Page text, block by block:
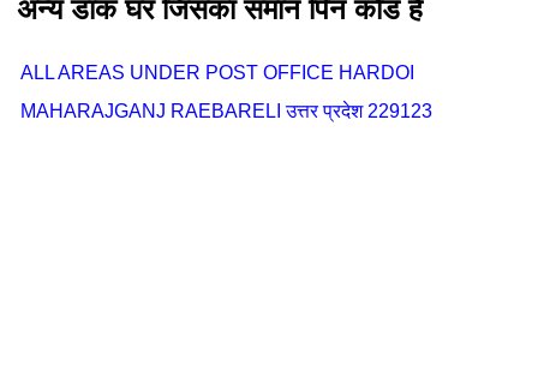
अन्य डाक घर जिसका समान पिन कोड है
ALL AREAS UNDER POST OFFICE HARDOI
MAHARAJGANJ RAEBARELI उत्तर प्रदेश 229123